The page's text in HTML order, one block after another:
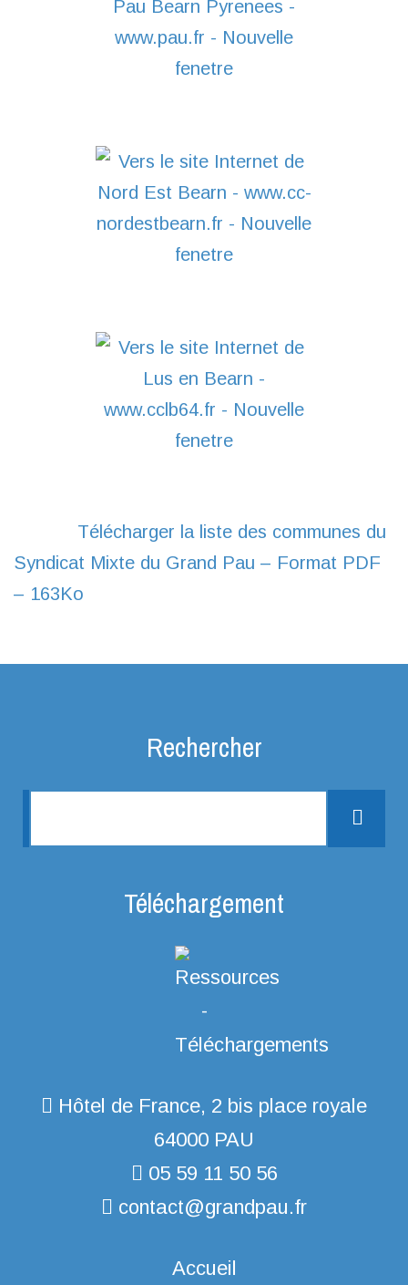
Télécharger la liste des communes du
Syndicat Mixte du Grand Pau – Format PDF
– 163Ko
Rechercher
Téléchargement
Hôtel de France, 2 bis place royale
64000 PAU
05 59 11 50 56
contact@grandpau.fr
Accueil